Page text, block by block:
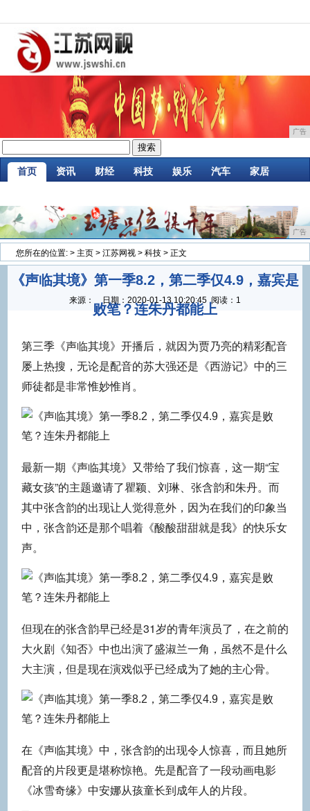
广告
首页 资讯 财经 科技 娱乐 汽车 家居
广告
您所在的位置: > 主页 > 江苏网视 > 科技 > 正文
《声临其境》第一季8.2，第二季仅4.9，嘉宾是
败笔？连朱丹都能上
来源： 日期： 2020-01-13 10:20:45 阅读：1
第三季《声临其境》开播后，就因为贾乃亮的精彩配音
屡上热搜，无论是配音的苏大强还是《西游记》中的三
师徒都是非常惟妙惟肖。
最新一期《声临其境》又带给了我们惊喜，这一期“宝
藏女孩”的主题邀请了瞿颖、刘琳、张含韵和朱丹。而
其中张含韵的出现让人觉得意外，因为在我们的印象当
中，张含韵还是那个唱着《酸酸甜甜就是我》的快乐女
声。
但现在的张含韵早已经是31岁的青年演员了，在之前的
大火剧《知否》中也出演了盛淑兰一角，虽然不是什么
大主演，但是现在演戏似乎已经成为了她的主心骨。
在《声临其境》中，张含韵的出现令人惊喜，而且她所
配音的片段更是堪称惊艳。先是配音了一段动画电影
《冰雪奇缘》中安娜从孩童长到成年人的片段。